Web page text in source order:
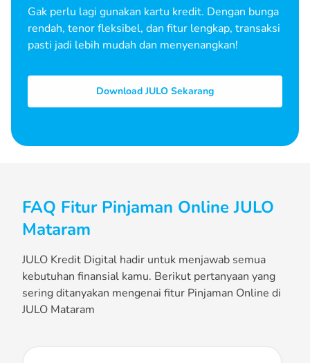
Gak perlu lagi gunakan kartu kredit. Dengan bunga
rendah, tenor fleksibel, dan fitur lengkap, transaksi
pasti jadi lebih mudah dan menyenangkan!
Download JULO Sekarang
FAQ Fitur Pinjaman Online JULO
Mataram
JULO Kredit Digital hadir untuk menjawab semua
kebutuhan finansial kamu. Berikut pertanyaan yang
sering ditanyakan mengenai fitur Pinjaman Online di
JULO Mataram